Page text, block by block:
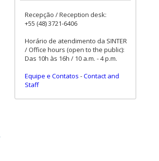
Recepção / Reception desk:
+55 (48) 3721-6406
Horário de atendimento da SINTER
/ Office hours (open to the public):
Das 10h às 16h / 10 a.m. - 4 p.m.
Equipe e Contatos -Contact and
Staff